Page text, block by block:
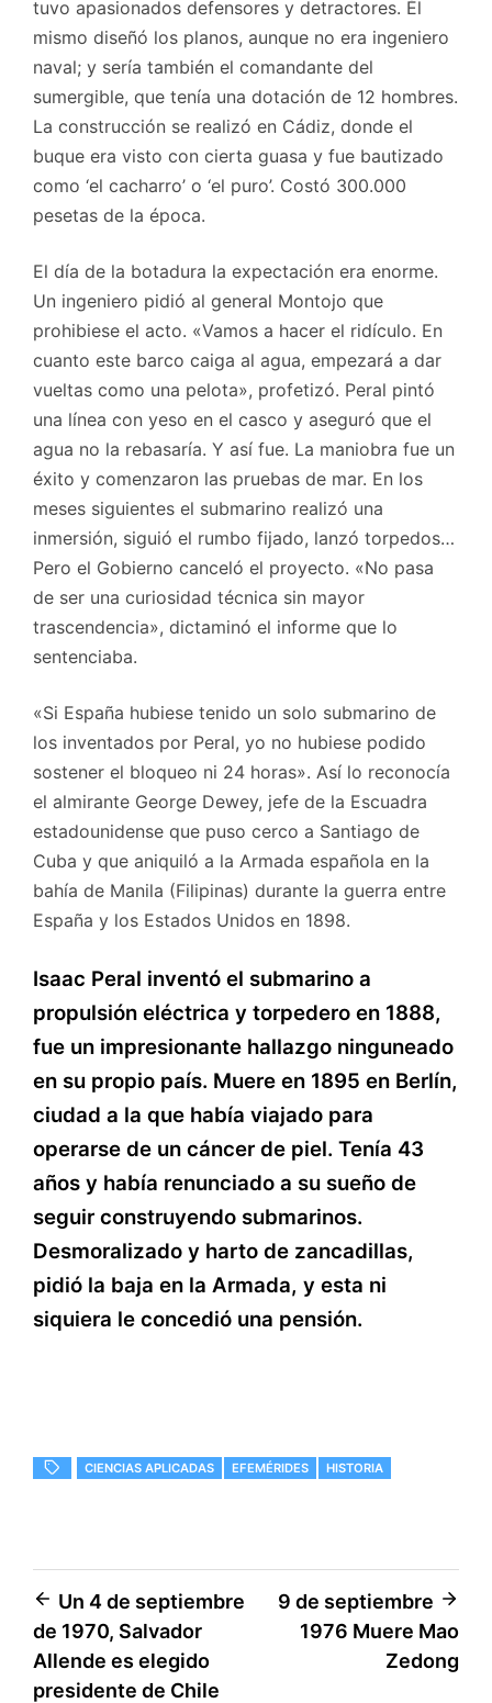
tuvo apasionados defensores y detractores. Él
mismo diseñó los planos, aunque no era ingeniero
naval; y sería también el comandante del
sumergible, que tenía una dotación de 12 hombres.
La construcción se realizó en Cádiz, donde el
buque era visto con cierta guasa y fue bautizado
como ‘el cacharro’ o ‘el puro’. Costó 300.000
pesetas de la época.
El día de la botadura la expectación era enorme.
Un ingeniero pidió al general Montojo que
prohibiese el acto. «Vamos a hacer el ridículo. En
cuanto este barco caiga al agua, empezará a dar
vueltas como una pelota», profetizó. Peral pintó
una línea con yeso en el casco y aseguró que el
agua no la rebasaría. Y así fue. La maniobra fue un
éxito y comenzaron las pruebas de mar. En los
meses siguientes el submarino realizó una
inmersión, siguió el rumbo fijado, lanzó torpedos…
Pero el Gobierno canceló el proyecto. «No pasa
de ser una curiosidad técnica sin mayor
trascendencia», dictaminó el informe que lo
sentenciaba.
«Si España hubiese tenido un solo submarino de
los inventados por Peral, yo no hubiese podido
sostener el bloqueo ni 24 horas». Así lo reconocía
el almirante George Dewey, jefe de la Escuadra
estadounidense que puso cerco a Santiago de
Cuba y que aniquiló a la Armada española en la
bahía de Manila (Filipinas) durante la guerra entre
España y los Estados Unidos en 1898.
Isaac Peral inventó el submarino a
propulsión eléctrica y torpedero en 1888,
fue un impresionante hallazgo ninguneado
en su propio país. Muere en 1895 en Berlín,
ciudad a la que había viajado para
operarse de un cáncer de piel. Tenía 43
años y había renunciado a su sueño de
seguir construyendo submarinos.
Desmoralizado y harto de zancadillas,
pidió la baja en la Armada, y esta ni
siquiera le concedió una pensión.
CIENCIAS APLICADAS EFEMÉRIDES HISTORIA
Navegación
de
entradas
Un 4 de septiembre
de 1970, Salvador
Allende es elegido
presidente de Chile
9 de septiembre
1976 Muere Mao
Zedong